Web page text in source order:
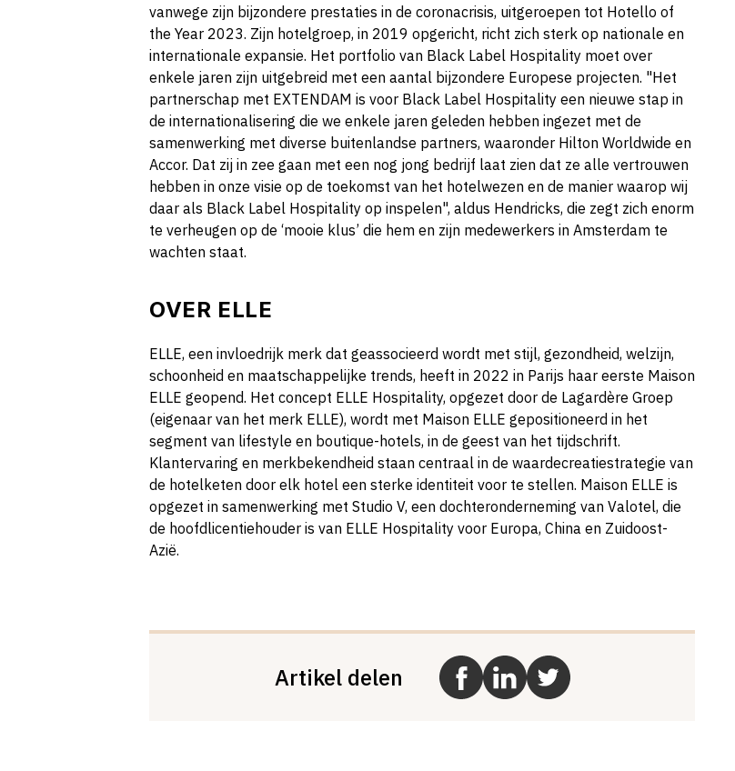
vanwege zijn bijzondere prestaties in de coronacrisis, uitgeroepen tot Hotello of
the Year 2023. Zijn hotelgroep, in 2019 opgericht, richt zich sterk op nationale en
internationale expansie. Het portfolio van Black Label Hospitality moet over
enkele jaren zijn uitgebreid met een aantal bijzondere Europese projecten. "Het
partnerschap met EXTENDAM is voor Black Label Hospitality een nieuwe stap in
de internationalisering die we enkele jaren geleden hebben ingezet met de
samenwerking met diverse buitenlandse partners, waaronder Hilton Worldwide en
Accor. Dat zij in zee gaan met een nog jong bedrijf laat zien dat ze alle vertrouwen
hebben in onze visie op de toekomst van het hotelwezen en de manier waarop wij
daar als Black Label Hospitality op inspelen", aldus Hendricks, die zegt zich enorm
te verheugen op de ‘mooie klus’ die hem en zijn medewerkers in Amsterdam te
wachten staat.
OVER ELLE
ELLE, een invloedrijk merk dat geassocieerd wordt met stijl, gezondheid, welzijn,
schoonheid en maatschappelijke trends, heeft in 2022 in Parijs haar eerste Maison
ELLE geopend. Het concept ELLE Hospitality, opgezet door de Lagardère Groep
(eigenaar van het merk ELLE), wordt met Maison ELLE gepositioneerd in het
segment van lifestyle en boutique-hotels, in de geest van het tijdschrift.
Klantervaring en merkbekendheid staan centraal in de waardecreatiestrategie van
de hotelketen door elk hotel een sterke identiteit voor te stellen. Maison ELLE is
opgezet in samenwerking met Studio V, een dochteronderneming van Valotel, die
de hoofdlicentiehouder is van ELLE Hospitality voor Europa, China en Zuidoost-
Azië.
Artikel delen